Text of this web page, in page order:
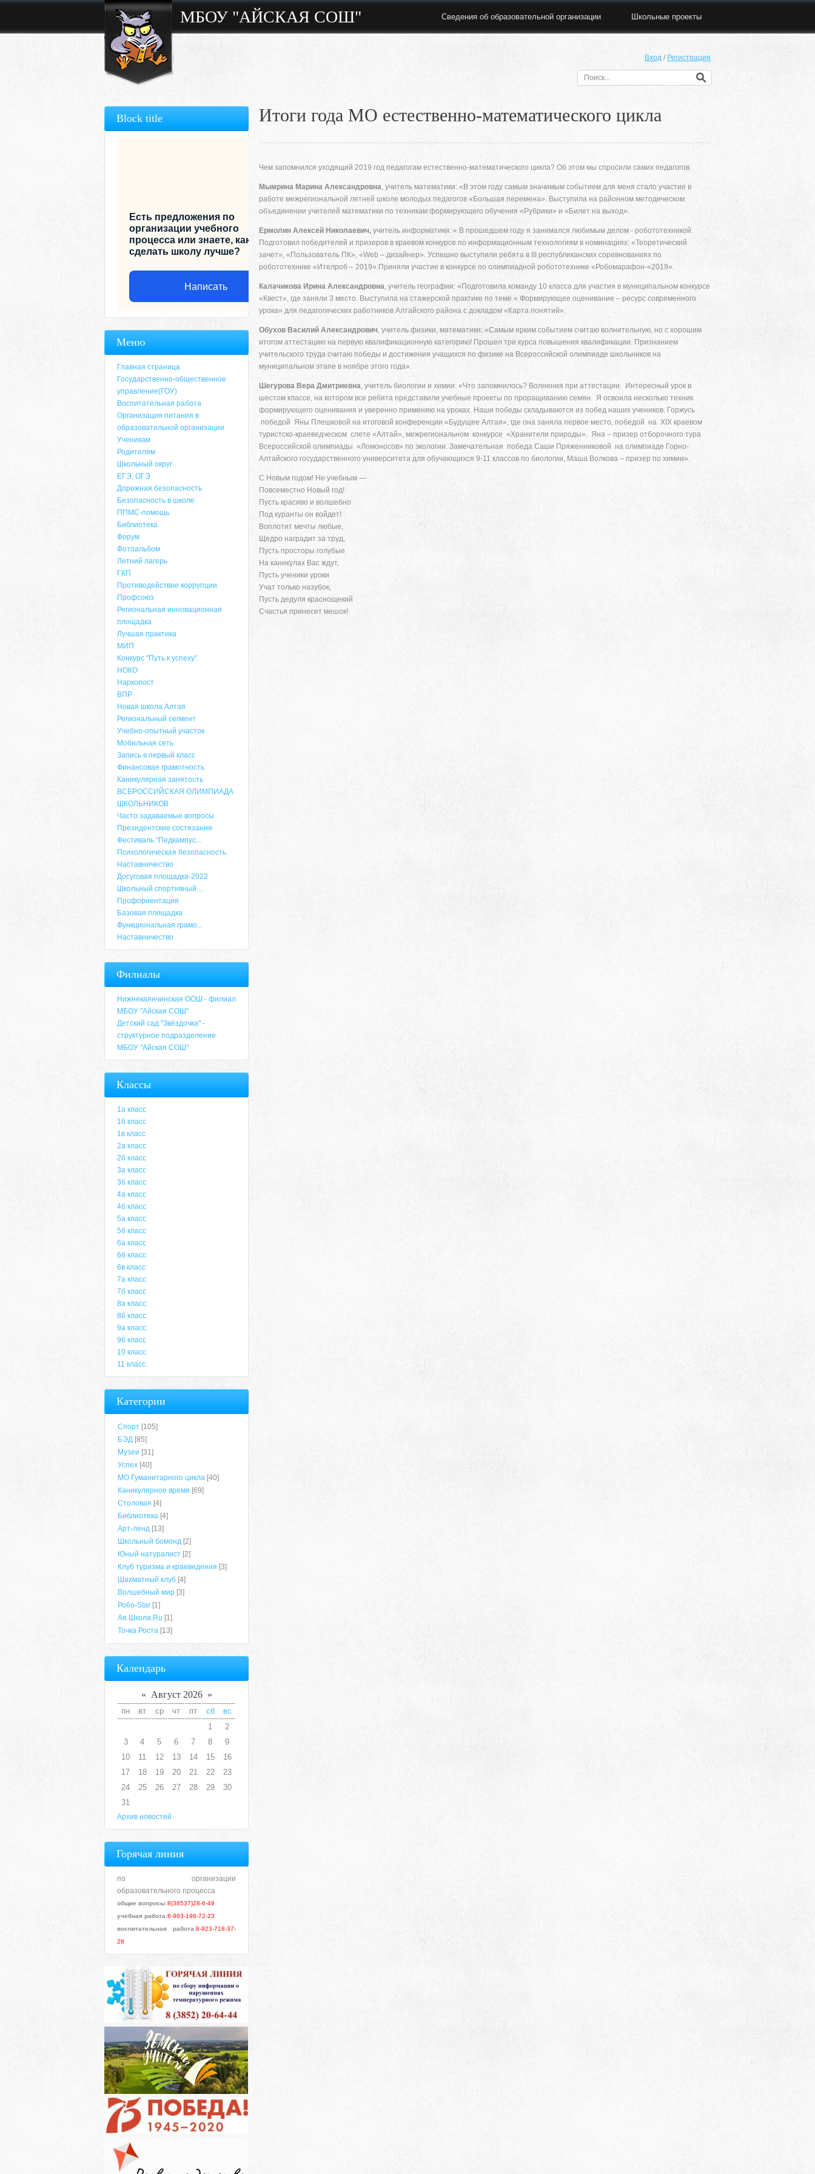
МБОУ "АЙСКАЯ СОШ" Сведения об образовательной организации Школьные проекты
Вход / Регистрация
Итоги года МО естественно-математического цикла
Чем запомнился уходящий 2019 год педагогам естественно-математического цикла? Об этом мы спросили самих педагогов.
Мымрина Марина Александровна, учитель математики: «В этом году самым значимым событием для меня стало участие в
работе межрегиональной летней школе молодых педагогов «Большая перемена». Выступила на районном методическом
объединении учителей математики по техникам формирующего обучения «Рубрики» и «Билет на выход».
Ермолин Алексей Николаевич, учитель информатики: « В прошедшем году я занимался любимым делом - робототехникой.
Подготовил победителей и призеров в краевом конкурсе по информационным технологиям в номинациях: «Теоретический
зачет», «Пользователь ПК», «Web – дизайнер». Успешно выступили ребята в III республиканских соревнованиях по
робототехнике «Ителроб – 2019».Приняли участие в конкурсе по олимпиадной робототехнике «Робомарафон-«2019».
Калачикова Ирина Александровна, учитель географии: «Подготовила команду 10 класса для участия в муниципальном конкурсе
«Квест», где заняли 3 место. Выступила на стажерской практике по теме « Формирующее оценивание – ресурс современного
урока» для педагогических работников Алтайского района с докладом «Карта понятий».
Обухов Василий Александрович, учитель физики, математики: «Самым ярким событием считаю волнительную, но с хорошим
итогом аттестацию на первую квалификационную категорию! Прошел три курса повышения квалификации. Признанием
учительского труда считаю победы и достижения учащихся по физике на Всероссийской олимпиаде школьников на
муниципальном этапе в ноябре этого года».
Шегурова Вера Дмитриевна, учитель биологии и химии: «Что запомнилось? Волнения при аттестации. Интересный урок в
шестом классе, на котором все ребята представили учебные проекты по проращиванию семян. Я освоила несколько техник
формирующего оценивания и уверенно применяю на уроках. Наши победы складываются из побед наших учеников. Горжусь
победой Яны Плешковой на итоговой конференции «Будущее Алтая», где она заняла первое место, победой на XIX краевом
туристско-краеведческом слете «Алтай», межрегиональном конкурсе «Хранители природы». Яна – призер отборочного тура
Всероссийской олимпиады «Ломоносов» по экологии. Замечательная победа Саши Пряженниковой на олимпиаде Горно-
Алтайского государственного университета для обучающихся 9-11 классов по биологии, Маша Волкова – призер по химии».
С Новым годом! Не учебным —
Повсеместно Новый год!
Пусть красиво и волшебно
Под куранты он войдет!
Воплотит мечты любые,
Щедро наградит за труд,
Пусть просторы голубые
На каникулах Вас ждут,
Пусть ученики уроки
Учат только назубок,
Пусть дедуля краснощекий
Счастья принесет мешок!
Block title
Есть предложения по
организации учебного
процесса или знаете, как
сделать школу лучше?
Написать
Меню
Главная страница
Государственно-общественное
управление(ГОУ)
Воспитательная работа
Организация питания в
образовательной организации
Ученикам
Родителям
Школьный округ
ЕГЭ, ОГЭ
Дорожная безопасность
Безопасность в школе
ППМС-помощь
Библиотека
Форум
Фотоальбом
Летний лагерь
ГКП
Противодействие коррупции
Профсоюз
Региональная инновационная
площадка
Лучшая практика
МИП
Конкурс "Путь к успеху"
НОКО
Наркопост
ВПР
Новая школа Алтая
Региональный сегмент
Учебно-опытный участок
Мобильная сеть
Запись в первый класс
Финансовая грамотность
Каникулярная занятость
ВСЕРОССИЙСКАЯ ОЛИМПИАДА
ШКОЛЬНИКОВ
Часто задаваемые вопросы
Президентские состязания
Фестиваль "Педкампус...
Психологическая безопасность
Наставничество
Досуговая площадка-2022
Школьный спортивный ...
Профориентация
Базовая площадка
Функциональная грамо...
Наставничество
Филиалы
Нижнекаянчинская ООШ - филиал
МБОУ "Айская СОШ"
Детский сад "Звёздочка" -
структурное подразделение
МБОУ "Айская СОШ"
Классы
1а класс
1б класс
1в класс
2а класс
2б класс
3а класс
3б класс
4а класс
4б класс
5а класс
5б класс
6а класс
6б класс
6в класс
7а класс
7б класс
8а класс
8б класс
9а класс
9б класс
10 класс
11 класс
Категории
Спорт [105]
БЭД [85]
Музеи [31]
Успех [40]
МО Гуманитарного цикла [40]
Каникулярное время [69]
Столовая [4]
Библиотека [4]
Арт-ленд [13]
Школьный бомонд [2]
Юный натуралист [2]
Клуб туризма и краеведения [3]
Шахматный клуб [4]
Волшебный мир [3]
Робо-Star [1]
Ая.Школа.Ru [1]
Точка Роста [13]
Календарь
« Август 2026 »
пн вт ср чт пт сб
вс
1
2
3
4 5 6 7 8
9
10
11 12 13 14 15
16
17
18 19 20 21 22
23
24
25 26 27 28 29
30
31
Архив новостей
Горячая линия
по организации
образовательного процесса
общие вопросы:8(38537)28-6-49
учебная работа:8-963-198-72-23
воспитательная работа:8-923-718-37-
28